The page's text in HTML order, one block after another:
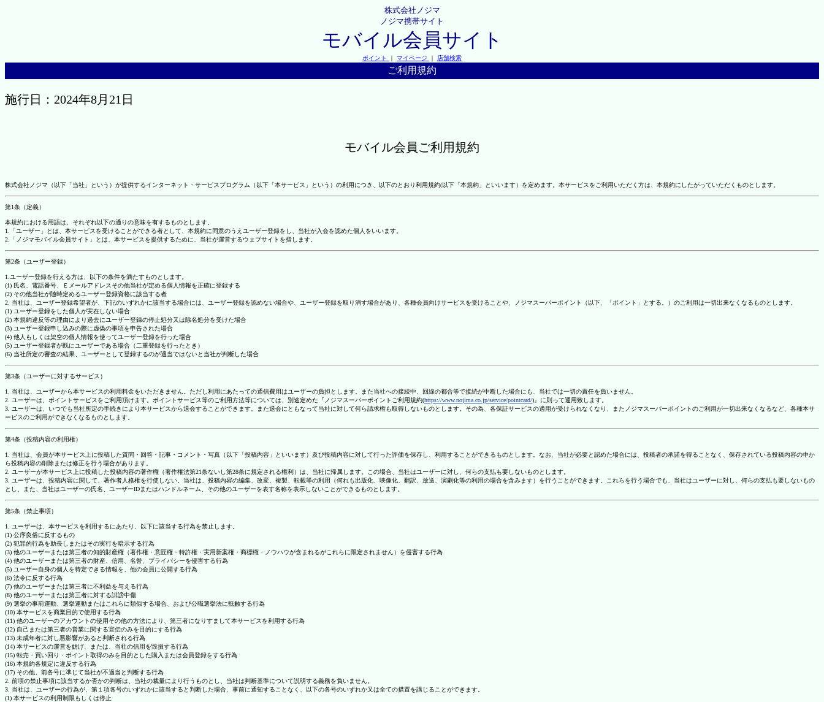
株式会社ノジマ
ノジマ携帯サイト
モバイル会員サイト
ポイント ｜ マイページ ｜ 店舗検索
ご利用規約
施行日：2024年8月21日
モバイル会員ご利用規約
株式会社ノジマ（以下「当社」という）が提供するインターネット・サービスプログラム（以下「本サービス」という）の利用につき、以下のとおり利用規約(以下「本規約」といいます）を定めます。本サービスをご利用いただく方は、本規約にしたがっていただくものとします。
第1条（定義）
本規約における用語は、それぞれ以下の通りの意味を有するものとします。
1.「ユーザー」とは、本サービスを受けることができる者として、本規約に同意のうえユーザー登録をし、当社が入会を認めた個人をいいます。
2.「ノジマモバイル会員サイト」とは、本サービスを提供するために、当社が運営するウェブサイトを指します。
第2条（ユーザー登録）
1.ユーザー登録を行える方は、以下の条件を満たすものとします。
(1) 氏名、電話番号、Ｅメールアドレスその他当社が定める個人情報を正確に登録する
(2) その他当社が随時定めるユーザー登録資格に該当する者
2. 当社は、ユーザー登録希望者が、下記のいずれかに該当する場合には、ユーザー登録を認めない場合や、ユーザー登録を取り消す場合があり、各種会員向けサービスを受けることや、ノジマスーパーポイント（以下、「ポイント」とする。）のご利用は一切出来なくなるものとします。
(1) ユーザー登録をした個人が実在しない場合
(2) 本規約違反等の理由により過去にユーザー登録の停止処分又は除名処分を受けた場合
(3) ユーザー登録申し込みの際に虚偽の事項を申告された場合
(4) 他人もしくは架空の個人情報を使ってユーザー登録を行った場合
(5) ユーザー登録者が既にユーザーである場合（二重登録を行ったとき）
(6) 当社所定の審査の結果、ユーザーとして登録するのが適当ではないと当社が判断した場合
第3条（ユーザーに対するサービス）
1. 当社は、ユーザーから本サービスの利用料金をいただきません。ただし利用にあたっての通信費用はユーザーの負担とします。また当社への接続中、回線の都合等で接続が中断した場合にも、当社では一切の責任を負いません。
2. ユーザーは、ポイントサービスをご利用頂けます。ポイントサービス等のご利用方法等については、別途定めた『ノジマスーパーポイントご利用規約(https://www.nojima.co.jp/service/pointcard/)』に則って運用致します。
3. ユーザーは、いつでも当社所定の手続きにより本サービスから退会することができます。また退会にともなって当社に対して何ら請求権も取得しないものとします。その為、各保証サービスの適用が受けられなくなり、またノジマスーパーポイントのご利用が一切出来なくなるなど、各種本サ
ービスのご利用ができなくなるものとします。
第4条（投稿内容の利用権）
1. 当社は、会員が本サービス上に投稿した質問・回答・記事・コメント・写真（以下「投稿内容」といいます）及び投稿内容に対して行った評価を保存し、利用することができるものとします。なお、当社が必要と認めた場合には、投稿者の承諾を得ることなく、保存されている投稿内容の中か
ら投稿内容の削除または修正を行う場合があります。
2. ユーザーが本サービス上に投稿した投稿内容の著作権（著作権法第21条ないし第28条に規定される権利）は、当社に帰属します。この場合、当社はユーザーに対し、何らの支払も要しないものとします。
3. ユーザーは、投稿内容に関して、著作者人格権を行使しない。当社は、投稿内容の編集、改変、複製、転載等の利用（何れも出版化、映像化、翻訳、放送、演劇化等の利用の場合を含みます）を行うことができます。これらを行う場合でも、当社はユーザーに対し、何らの支払も要しないもの
とし、また、当社はユーザーの氏名、ユーザーIDまたはハンドルネーム、その他のユーザーを表す名称を表示しないことができるものとします。
第5条（禁止事項）
1. ユーザーは、本サービスを利用するにあたり、以下に該当する行為を禁止します。
(1) 公序良俗に反するもの
(2) 犯罪的行為を助長しまたはその実行を暗示する行為
(3) 他のユーザーまたは第三者の知的財産権（著作権・意匠権・特許権・実用新案権・商標権・ノウハウが含まれるがこれらに限定されません）を侵害する行為
(4) 他のユーザーまたは第三者の財産、信用、名誉、プライバシーを侵害する行為
(5) ユーザー自身の個人を特定できる情報を、他の会員に公開する行為
(6) 法令に反する行為
(7) 他のユーザーまたは第三者に不利益を与える行為
(8) 他のユーザーまたは第三者に対する誹謗中傷
(9) 選挙の事前運動、選挙運動またはこれらに類似する場合、および公職選挙法に抵触する行為
(10) 本サービスを商業目的で使用する行為
(11) 他のユーザーのアカウントの使用その他の方法により、第三者になりすまして本サービスを利用する行為
(12) 自己または第三者の営業に関する宣伝のみを目的にする行為
(13) 未成年者に対し悪影響があると判断される行為
(14) 本サービスの運営を妨げ、または、当社の信用を毀損する行為
(15) 転売・買い回り・ポイント取得のみを目的とした購入または会員登録をする行為
(16) 本規約各規定に違反する行為
(17) その他、前各号に準じて当社が不適当と判断する行為
2. 前項の禁止事項に該当するか否かの判断は、当社の裁量により行うものとし、当社は判断基準について説明する義務を負いません。
3. 当社は、ユーザーの行為が、第１項各号のいずれかに該当すると判断した場合、事前に通知することなく、以下の各号のいずれか又は全ての措置を講じることができます。
(1) 本サービスの利用制限もしくは停止